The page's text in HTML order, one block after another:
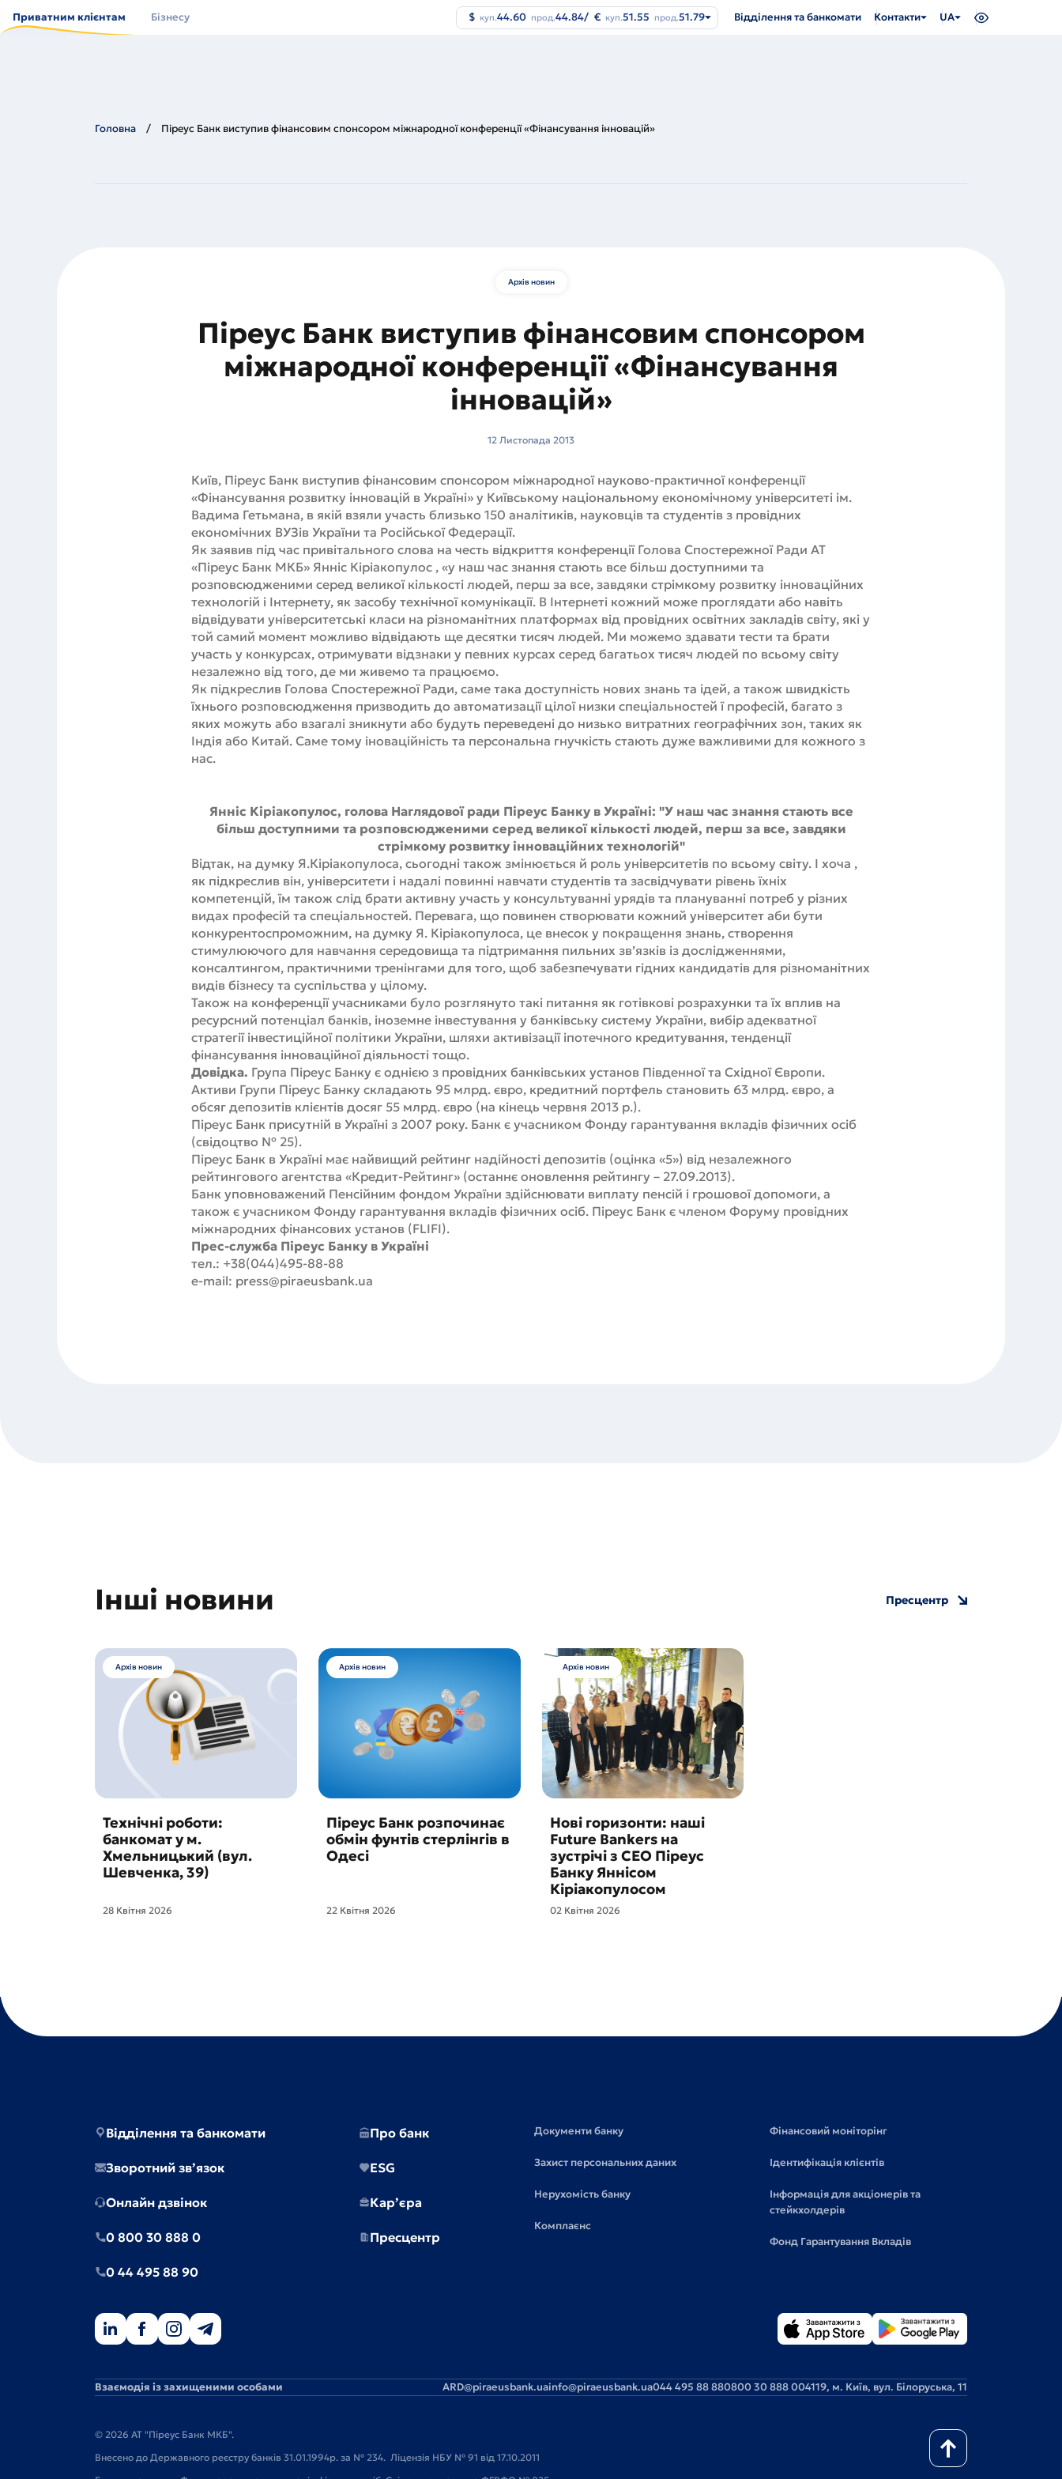
основного
Приватним клієнтам Бізнесу $ куп.44.60 прод.44.84/ € куп.51.55 прод.51.79 Відділення та банкомати Контакти UA
Головна Піреус Банк виступив фінансовим спонсором міжнародної конференції «Фінансування інновацій»
Архів новин
Піреус Банк виступив фінансовим спонсором
міжнародної конференції «Фінансування
інновацій»
12 Листопада 2013
Київ, Піреус Банк виступив фінансовим спонсором міжнародної науково-практичної конференції
«Фінансування розвитку інновацій в Україні» у Київському національному економічному університеті ім.
Вадима Гетьмана, в якій взяли участь близько 150 аналітиків, науковців та студентів з провідних
економічних ВУЗів України та Російської Федерації.
Як заявив під час привітального слова на честь відкриття конференції Голова Спостережної Ради АТ
«Піреус Банк МКБ» Янніс Кіріакопулос , «у наш час знання стають все більш доступними та
розповсюдженими серед великої кількості людей, перш за все, завдяки стрімкому розвитку інноваційних
технологій і Інтернету, як засобу технічної комунікації. В Інтернеті кожний може проглядати або навіть
відвідувати університетські класи на різноманітних платформах від провідних освітних закладів світу, які у
той самий момент можливо відвідають ще десятки тисяч людей. Ми можемо здавати тести та брати
участь у конкурсах, отримувати відзнаки у певних курсах серед багатьох тисяч людей по всьому світу
незалежно від того, де ми живемо та працюємо.
Як підкреслив Голова Спостережної Ради, саме така доступність нових знань та ідей, а також швидкість
їхнього розповсюдження призводить до автоматизації цілої низки спеціальностей ї професій, багато з
яких можуть або взагалі зникнути або будуть переведені до низько витратних географічних зон, таких як
Індія або Китай. Саме тому іноваційність та персональна гнучкість стають дуже важливими для кожного з
нас.
Янніс Кіріакопулос, голова Наглядової ради Піреус Банку в Україні: "У наш час знання стають все
більш доступними та розповсюдженими серед великої кількості людей, перш за все, завдяки
стрімкому розвитку інноваційних технологій"
Відтак, на думку Я.Кіріакопулоса, сьогодні також змінюється й роль університетів по всьому світу. І хоча ,
як підкреслив він, університети і надалі повинні навчати студентів та засвідчувати рівень їхніх
компетенцій, їм також слід брати активну участь у консультуванні урядів та плануванні потреб у різних
видах професій та спеціальностей. Перевага, що повинен створювати кожний університет аби бути
конкурентоспроможним, на думку Я. Кіріакопулоса, це внесок у покращення знань, створення
стимулюючого для навчання середовища та підтримання пильних зв’язків із дослідженнями,
консалтингом, практичними тренінгами для того, щоб забезпечувати гідних кандидатів для різноманітних
видів бізнесу та суспільства у цілому.
Також на конференції учасниками було розглянуто такі питання як готівкові розрахунки та їх вплив на
ресурсний потенціал банків, іноземне інвестування у банківську систему України, вибір адекватної
стратегії інвестиційної політики України, шляхи активізації іпотечного кредитування, тенденції
фінансування інноваційної діяльності тощо.
Довідка. Група Піреус Банку є однією з провідних банківських установ Південної та Східної Європи.
Активи Групи Піреус Банку складають 95 млрд. євро, кредитний портфель становить 63 млрд. євро, а
обсяг депозитів клієнтів досяг 55 млрд. євро (на кінець червня 2013 р.).
Піреус Банк присутній в Україні з 2007 року. Банк є учасником Фонду гарантування вкладів фізичних осіб
(свідоцтво № 25).
Піреус Банк в Україні має найвищий рейтинг надійності депозитів (оцінка «5») від незалежного
рейтингового агентства «Кредит-Рейтинг» (останнє оновлення рейтингу – 27.09.2013).
Банк уповноважений Пенсійним фондом України здійснювати виплату пенсій і грошової допомоги, а
також є учасником Фонду гарантування вкладів фізичних осіб. Піреус Банк є членом Форуму провідних
міжнародних фінансових установ (FLIFI).
Прес-служба Піреус Банку в Україні
тел.: +38(044)495-88-88
e-mail: press@piraeusbank.ua
Інші новини Пресцентр
Архів новин
Технічні роботи:
банкомат у м.
Хмельницький (вул.
Шевченка, 39)
28 Квітня 2026
Архів новин
Піреус Банк розпочинає
обмін фунтів стерлінгів в
Одесі
22 Квітня 2026
Архів новин
Нові горизонти: наші
Future Bankers на
зустрічі з CEO Піреус
Банку Яннісом
Кіріакопулосом
02 Квітня 2026
Відділення та банкомати
Зворотний зв’язок
Онлайн дзвінок
0 800 30 888 0
0 44 495 88 90
Про банк
ESG
Кар’єра
Пресцентр
Документи банку
Захист персональних даних
Нерухомість банку
Комплаєнс
Фінансовий моніторінг
Ідентифікація клієнтів
Інформація для акціонерів та
стейкхолдерів
Фонд Гарантування Вкладів
Взаємодія із захищеними особами ARD@piraeusbank.uainfo@piraeusbank.ua044 495 88 880800 30 888 004119, м. Київ, вул. Білоруська, 11
© 2026 АТ "Піреус Банк МКБ".
Внесено до Державного реєстру банків 31.01.1994р. за № 234. Ліцензія НБУ № 91 від 17.10.2011